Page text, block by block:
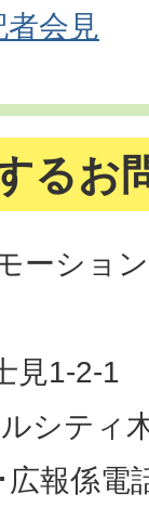
会見
るお
ーショ
見1-2-1
シティ
報係電